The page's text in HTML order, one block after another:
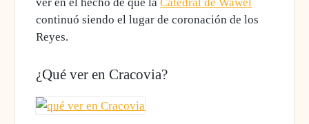
ver en el hecho de que laCatedral de Wawel
continuó siendo el lugar de coronación de los
Reyes.
¿Qué ver en Cracovia?